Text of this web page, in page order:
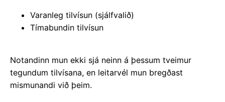
Varanleg tilvísun (sjálfvalið)
Tímabundin tilvísun
Notandinn mun ekki sjá neinn á þessum tveimur
tegundum tilvísana, en leitarvél mun bregðast
mismunandi við þeim.